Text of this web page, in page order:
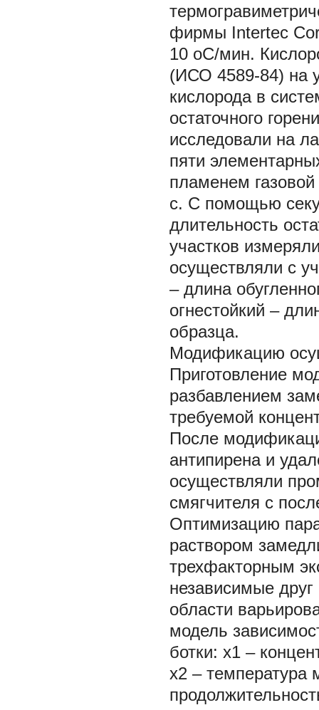
фирмы Intertec
10 оС/мин.
(ИСО 4589-84) на
кислорода в
остаточного
исследовали на
пяти
пламенем
с. С помощью
длительность
участков
осуществляли с
– длина
огнестойкий ‒
образца.
Модификацию
Приготовление
разбавлением
требуемой
После
антипирена и
осуществляли
смягчителя с
Оптимизацию
раствором
трехфакторным
независимые
области
модель
ботки: х1 ‒
х2 ‒